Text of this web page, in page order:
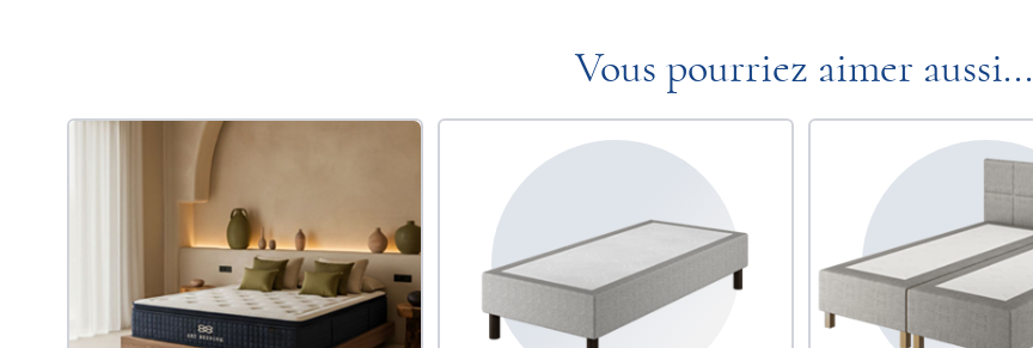
Vous pourriez aimer aussi...